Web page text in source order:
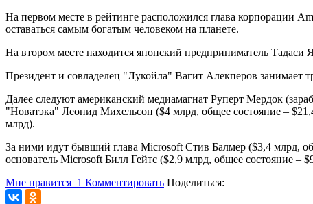
На первом месте в рейтинге расположился глава корпорации
оставаться самым богатым человеком на планете.
На втором месте находится японский предприниматель
Президент и совладелец "Лукойла" Вагит Алекперов занимает
Далее следуют американский медиамагнат Руперт Мердок
"Новатэка" Леонид Михельсон ($4 млрд, общее состояние –
млрд).
За ними идут бывший глава Microsoft Стив Балмер ($3,4 млрд,
основатель Microsoft Билл Гейтс ($2,9 млрд, общее состояние
Мне нравится 1 Комментировать Поделиться: